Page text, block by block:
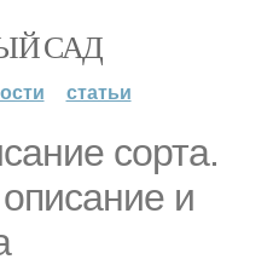
САД
статьи
сорта.
и